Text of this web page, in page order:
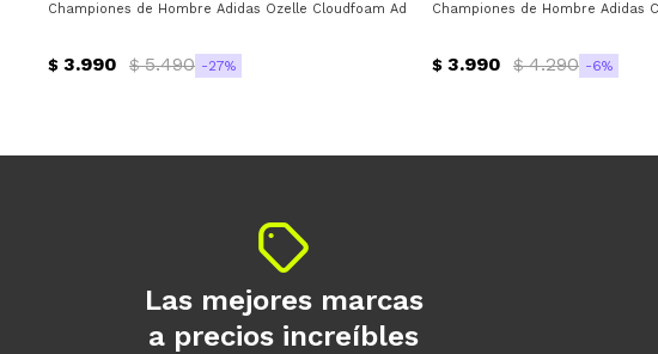
Championes de Hombre Adidas Ozelle Cloudfoam Adidas - Blanco - Gris
$ 3.990 $ 5.490 27
Championes de Hombre Adidas
$ 3.990 $ 4.290 6
Las mejores marcas
a precios increíbles